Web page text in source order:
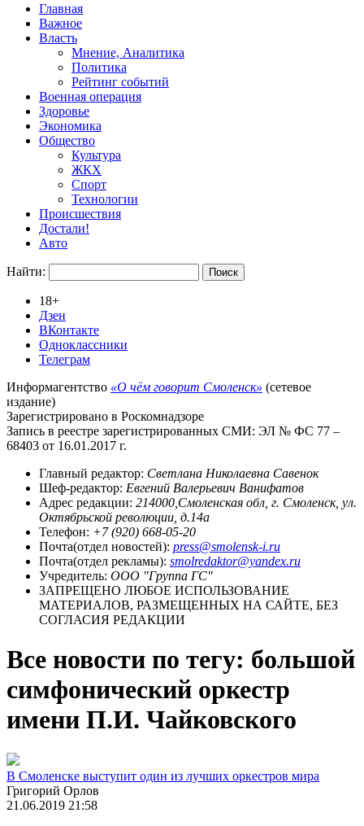
Главная
Важное
Власть
Мнение, Аналитика
Политика
Рейтинг событий
Военная операция
Здоровье
Экономика
Общество
Культура
ЖКХ
Спорт
Технологии
Происшествия
Достали!
Авто
Найти:
18+
Дзен
ВКонтакте
Одноклассники
Телеграм
Информагентство «О чём говорит Смоленск» (сетевое
издание)
Зарегистрировано в Роскомнадзоре
Запись в реестре зарегистрированных СМИ: ЭЛ № ФС 77 –
68403 от 16.01.2017 г.
Главный редактор: Светлана Николаевна Савенок
Шеф-редактор: Евгений Валерьевич Ванифатов
Адрес редакции: 214000,Смоленская обл, г. Смоленск, ул.
Октябрьской революции, д.14а
Телефон: +7 (920) 668-05-20
Почта(отдел новостей): press@smolensk-i.ru
Почта(отдел рекламы): smolredaktor@yandex.ru
Учредитель: ООО "Группа ГС"
ЗАПРЕЩЕНО ЛЮБОЕ ИСПОЛЬЗОВАНИЕ
МАТЕРИАЛОВ, РАЗМЕЩЕННЫХ НА САЙТЕ, БЕЗ
СОГЛАСИЯ РЕДАКЦИИ
Все новости по тегу: большой
симфонический оркестр
имени П.И. Чайковского
В Смоленске выступит один из лучших оркестров мира
Григорий Орлов
21.06.2019 21:58